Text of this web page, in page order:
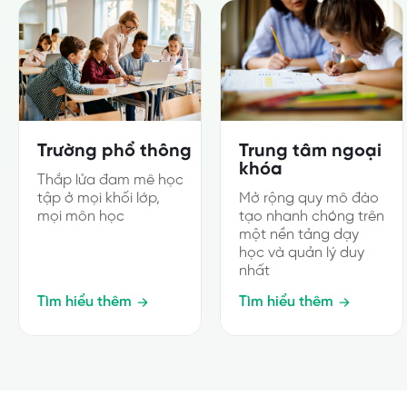
Trường phổ thông
Thắp lửa đam mê học
tập ở mọi khối lớp,
mọi môn học
Tìm hiểu thêm
Trung tâm ngoại
khóa
Mở rộng quy mô đào
tạo nhanh chóng trên
một nền tảng dạy
học và quản lý duy
nhất
Tìm hiểu thêm